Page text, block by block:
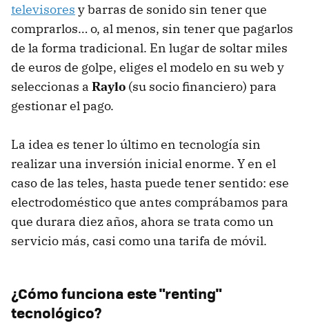
televisores y barras de sonido sin tener que
comprarlos… o, al menos, sin tener que pagarlos
de la forma tradicional. En lugar de soltar miles
de euros de golpe, eliges el modelo en su web y
seleccionas a Raylo (su socio financiero) para
gestionar el pago.
La idea es tener lo último en tecnología sin
realizar una inversión inicial enorme. Y en el
caso de las teles, hasta puede tener sentido: ese
electrodoméstico que antes comprábamos para
que durara diez años, ahora se trata como un
servicio más, casi como una tarifa de móvil.
¿Cómo funciona este "renting"
tecnológico?